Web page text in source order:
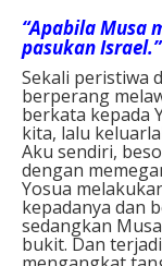
“Apabila Musa
pasukan Israel.”
Sekali peristiwa
berperang
berkata kepada
kita, lalu
Aku sendiri,
dengan
Yosua
kepadanya dan
sedangkan
bukit. Dan